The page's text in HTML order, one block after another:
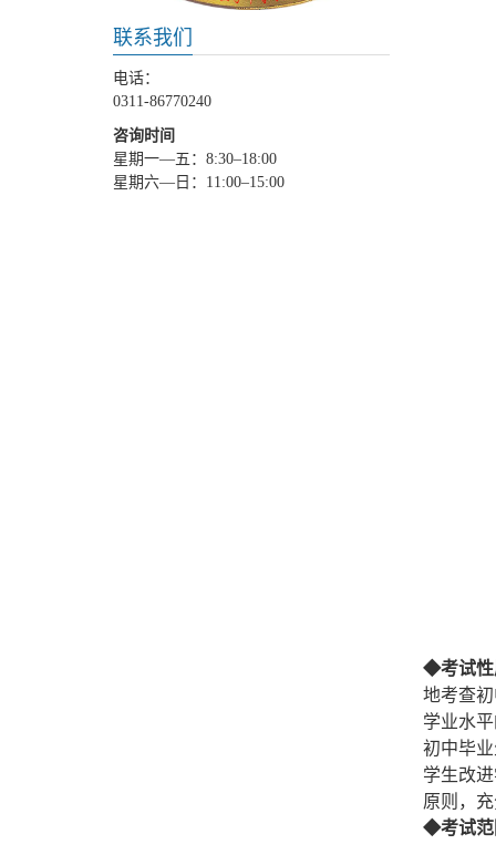
◆考试
地考查
学业水
初中毕
学生改
原则，
◆考试
联系我们
电话：
0311-86770240
咨询时间
星期一—五：8:30–18:00
星期六—日：11:00–15:00